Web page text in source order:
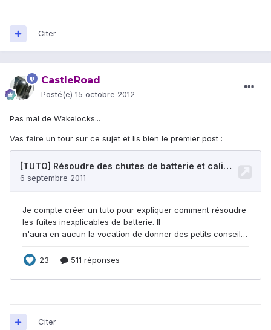
Citer
CastleRoad
Posté(e) 15 octobre 2012
Pas mal de Wakelocks...
Vas faire un tour sur ce sujet et lis bien le premier post :
Citer